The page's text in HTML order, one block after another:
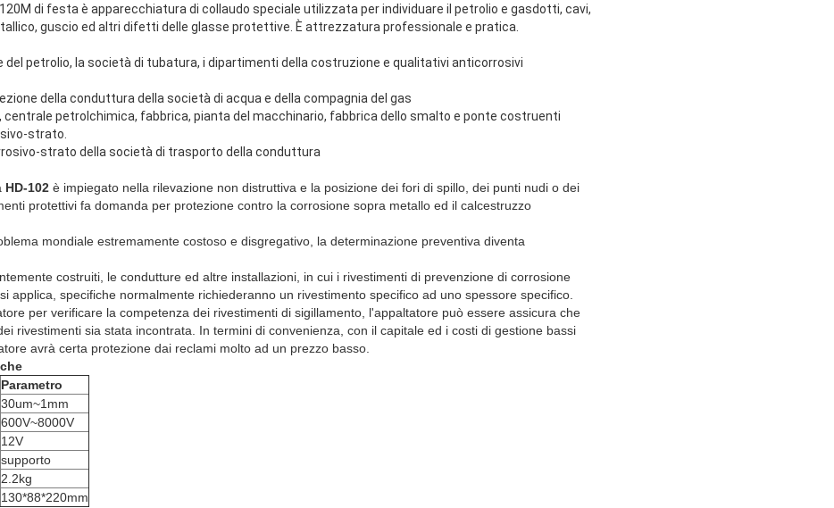
120M di festa è apparecchiatura di collaudo speciale utilizzata per individuare il petrolio e gasdotti, cavi,
guscio ed altri difetti delle glasse protettive. È attrezzatura professionale e pratica.
del petrolio, la società di tubatura, i dipartimenti della costruzione e qualitativi anticorrosivi
della conduttura della società di acqua e della compagnia del gas
centrale petrolchimica, fabbrica, pianta del macchinario, fabbrica dello smalto e ponte costruenti
strato.
strato della società di trasporto della conduttura
HD-102 è impiegato nella rilevazione non distruttiva e la posizione dei fori di spillo, dei punti nudi o dei
protettivi fa domanda per protezione contro la corrosione sopra metallo ed il calcestruzzo
mondiale estremamente costoso e disgregativo, la determinazione preventiva diventa
costruiti, le condutture ed altre installazioni, in cui i rivestimenti di prevenzione di corrosione
applica, specifiche normalmente richiederanno un rivestimento specifico ad uno spessore specifico.
per verificare la competenza dei rivestimenti di sigillamento, l'appaltatore può essere assicura che
rivestimenti sia stata incontrata. In termini di convenienza, con il capitale ed i costi di gestione bassi
avrà certa protezione dai reclami molto ad un prezzo basso.
Parametro
30um~1mm
600V~8000V
12V
supporto
2.2kg
130*88*220mm